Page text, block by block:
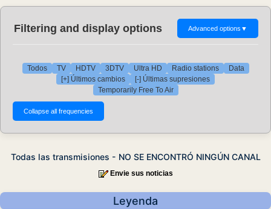
Filtering and display options Advanced options ▼
Todos TV HDTV 3DTV Ultra HD Radio stations
Data
[+] Últimos cambios
[-] Últimas supresiones
Temporarily Free To Air
Todas las transmisiones - NO SE ENCONTRÓ NINGÚN CANAL
Envie sus noticias
Leyenda